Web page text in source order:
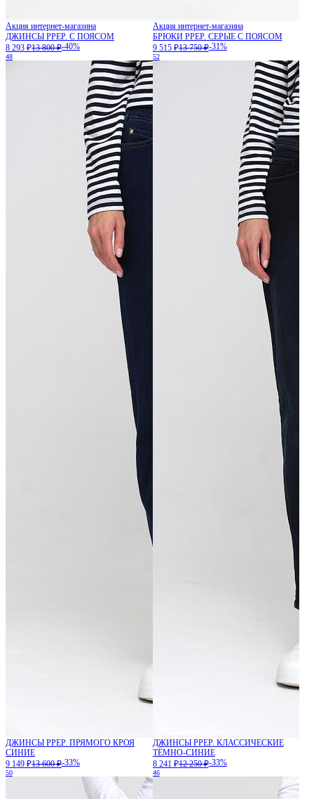
Акция интернет-магазина
ДЖИНСЫ PPEP. С ПОЯСОМ
8 293 ₽13 800 ₽-40%
48
Акция интернет-магазина
БРЮКИ PPEP. СЕРЫЕ С ПОЯСОМ
9 515 ₽13 750 ₽-31%
52
ДЖИНСЫ PPEP. ПРЯМОГО КРОЯ
СИНИЕ
9 149 ₽13 600 ₽-33%
50
ДЖИНСЫ PPEP. КЛАССИЧЕСКИЕ
ТЁМНО-СИНИЕ
8 241 ₽12 250 ₽-33%
46